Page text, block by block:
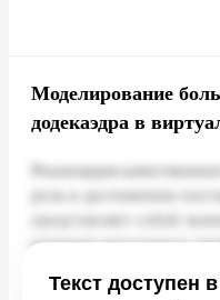
Моделирование
додекаэдра в
Текст доступен в